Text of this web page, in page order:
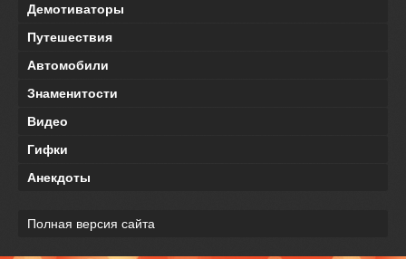
Демотиваторы
Путешествия
Автомобили
Знаменитости
Видео
Гифки
Анекдоты
Полная версия сайта